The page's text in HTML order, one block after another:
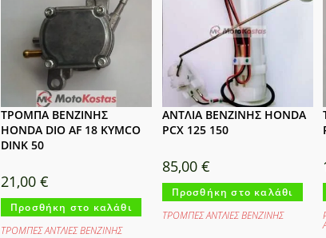
ΤΡΟΜΠΑ ΒΕΝΖΙΝΗΣ
HONDA DIO AF 18 KYMCO
DINK 50
21,00€
Προσθήκη στο καλάθι
ΤΡΟΜΠΕΣ ΑΝΤΛΙΕΣ ΒΕΝΖΙΝΗΣ
ΑΝΤΛΙΑ ΒΕΝΖΙΝΗΣ HONDA
PCX 125 150
85,00 €
Προσθήκη στο καλάθι
ΤΡΟΜΠΕΣ ΑΝΤΛΙΕΣ ΒΕΝΖΙΝΗΣ